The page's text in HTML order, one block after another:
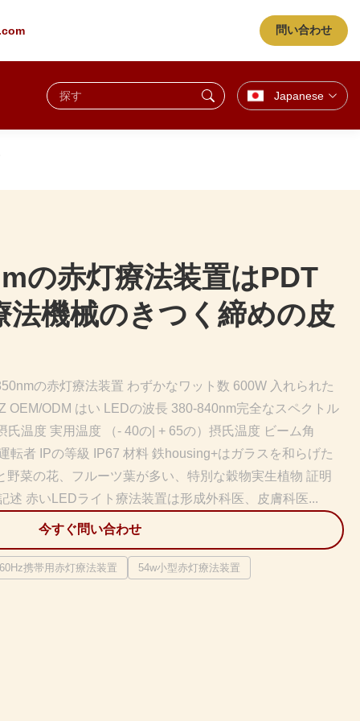
問い合わせ
Japanese
の赤灯療法装置はPDT
法機械のきつく締めの皮
の赤灯療法装置 わずかなワット数 600W 入れられた
OEM/ODM はい LEDの波長 380-840nm完全なスペクトル
氏温度 実用温度 （- 40の| + 65の）摂氏温度 ビーム角
転者 IPの等級 IP67 材料 鉄housing+はガラスを和らげた
野菜の花、フルーツ葉が多い、特別な穀物実生植物 証明
述 赤いLEDライト療法装置は形成外科医、皮膚科医...
今すぐ問い合わせ
60Hz携帯用赤灯療法装置 54w小型赤灯療法装置